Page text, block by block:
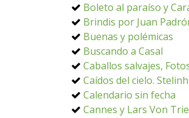
Boleto al paraíso y
Brindis por Juan
Buenas y polémicas
Buscando a Casal
Caballos salvajes,
Caídos del cielo.
Calendario sin fecha
Cannes y Lars Von